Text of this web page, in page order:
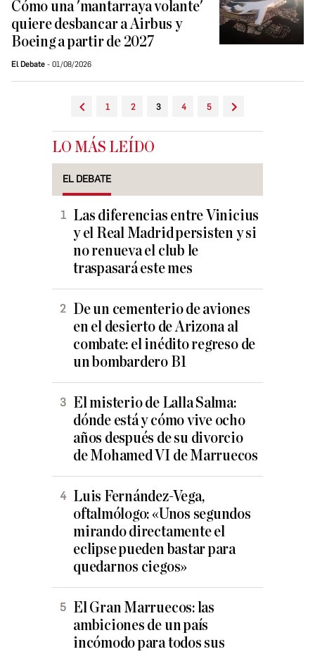
Cómo una 'mantarraya volante'
quiere desbancar a Airbus y
Boeing a partir de 2027
El Debate 01/08/2026
1 2 3 4 5
LO MÁS LEÍDO
EL DEBATE
Las diferencias entre Vinicius
y el Real Madrid persisten y si
no renueva el club le
traspasará este mes
De un cementerio de aviones
en el desierto de Arizona al
combate: el inédito regreso de
un bombardero B1
El misterio de Lalla Salma:
dónde está y cómo vive ocho
años después de su divorcio
de Mohamed VI de Marruecos
Luis Fernández-Vega,
oftalmólogo: «Unos segundos
mirando directamente el
eclipse pueden bastar para
quedarnos ciegos»
El Gran Marruecos: las
ambiciones de un país
incómodo para todos sus